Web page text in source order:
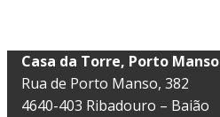
​Casa da Torre, Porto Manso
Rua de Porto Manso, 382
4640-403 Ribadouro – Baião